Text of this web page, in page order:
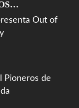
Out of
Pioneros de